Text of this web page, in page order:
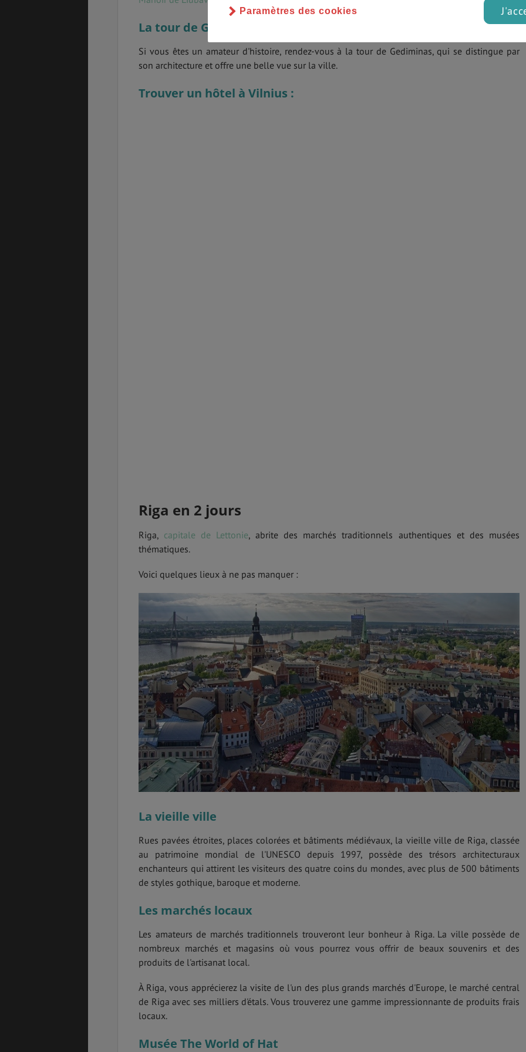
La tour de Gediminas
Si vous êtes un amateur d'histoire, rendez-vous à la tour de Gediminas, qui se distingue par
son architecture et offre une belle vue sur la ville.
Trouver un hôtel à Vilnius :
Riga en 2 jours
Riga, capitale de Lettonie, abrite des marchés traditionnels authentiques et des musées
thématiques.
Voici quelques lieux à ne pas manquer :
La vieille ville
Rues pavées étroites, places colorées et bâtiments médiévaux, la vieille ville de Riga, classée
au patrimoine mondial de l'UNESCO depuis 1997, possède des trésors architecturaux
enchanteurs qui attirent les visiteurs des quatre coins du mondes, avec plus de 500 bâtiments
de styles gothique, baroque et moderne.
Les marchés locaux
Les amateurs de marchés traditionnels trouveront leur bonheur à Riga. La ville possède de
nombreux marchés et magasins où vous pourrez vous offrir de beaux souvenirs et des
produits de l'artisanat local.
À Riga, vous apprécierez la visite de l'un des plus grands marchés d'Europe, le marché central
de Riga avec ses milliers d'étals. Vous trouverez une gamme impressionnante de produits frais
locaux.
Musée The World of Hat
Paramètres des cookies